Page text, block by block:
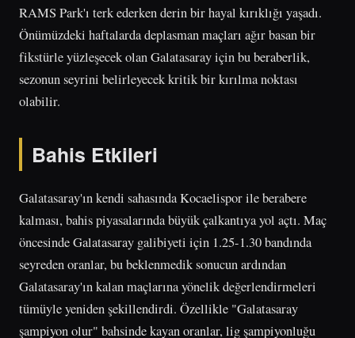
RAMS Park'ı terk ederken derin bir hayal kırıklığı yaşadı.
Önümüzdeki haftalarda deplasman maçları ağır basan bir
fikstürle yüzleşecek olan Galatasaray için bu beraberlik,
sezonun seyrini belirleyecek kritik bir kırılma noktası
olabilir.
Bahis Etkileri
Galatasaray'ın kendi sahasında Kocaelispor ile berabere
kalması, bahis piyasalarında büyük çalkantıya yol açtı. Maç
öncesinde Galatasaray galibiyeti için 1.25-1.30 bandında
seyreden oranlar, bu beklenmedik sonucun ardından
Galatasaray'ın kalan maçlarına yönelik değerlendirmeleri
tümüyle yeniden şekillendirdi. Özellikle "Galatasaray
şampiyon olur" bahsinde kayan oranlar, lig şampiyonluğu